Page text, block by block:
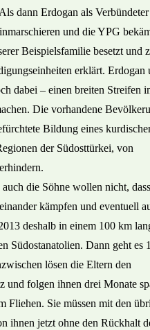
dann Erdogan als
und die YPG
Beispielsfamilie besetzt und
erklärt. Erdogan
dabei – einen breiten Streifen
Die vorhandene
Bildung eines
der Südosttürkei, von
die Söhne wollen nicht,
kämpfen und eventuell
deshalb in einem 100 km
Südostanatolien. Dann geht es
lösen die Eltern den
und folgen ihnen drei Monate
Fliehen. Sie müssen mit den
ihnen jetzt ohne den Rückhalt